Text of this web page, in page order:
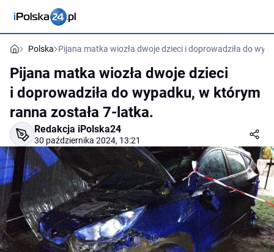
Polska Pijana matka wiozła dwoje dzieci i doprowadziła do
Pijana matka wiozła dwoje dzieci
i doprowadziła do wypadku, w którym
ranna została 7-latka.
Redakcja iPolska24
30 października 2024, 13:21